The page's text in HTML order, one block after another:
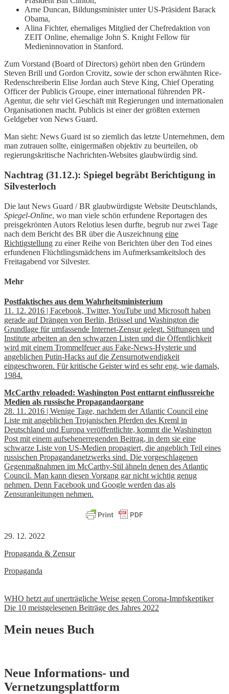
Arne Duncan, Bildungsminister unter US-Präsident Barack
Obama,
Alina Fichter, ehemaliges Mitglied der Chefredaktion von
ZEIT Online, ehemalige John S. Knight Fellow für
Medieninnovation in Stanford.
Zum Vorstand (Board of Directors) gehört nben den Gründern
Steven Brill und Gordon Crovitz, sowie der schon erwähnten Rice-
Redenschreiberin Elise Jordan auch Steve King, Chief Operating
Officer der Publicis Groupe, einer international führenden PR-
Agentur, die sehr viel Geschäft mit Regierungen und internationalen
Organisationen macht. Publicis ist einer der größten externen
Geldgeber von News Guard.
Man sieht: News Guard ist so ziemlich das letzte Unternehmen, dem
man zutrauen sollte, einigermaßen objektiv zu beurteilen, ob
regierungskritische Nachrichten-Websites glaubwürdig sind.
Nachtrag (31.12.): Spiegel begräbt Berichtigung in
Silvesterloch
Die laut News Guard / BR glaubwürdigste Website Deutschlands,
Spiegel-Online, wo man viele schön erfundene Reportagen des
preisgekrönten Autors Relotius lesen durfte, begrub nur zwei Tage
nach dem Bericht des BR über die Auszeichnung eine
Richtigstellung zu einer Reihe von Berichten über den Tod eines
erfundenen Flüchtlingsmädchens im Aufmerksamkeitsloch des
Freitagabend vor Silvester.
Mehr
Postfaktisches aus dem Wahrheitsministerium
11. 12. 2016 | Facebook, Twitter, YouTube und Microsoft haben
gerade auf Drängen von Berlin, Brüssel und Washington die
Grundlage für umfassende Internet-Zensur gelegt. Stiftungen und
Institute arbeiten an den schwarzen Listen und die Öffentlichkeit
wird mit einem Trommelfeuer aus Fake-News-Hysterie und
angeblichen Putin-Hacks auf die Zensurnotwendigkeit
eingeschworen. Für kritische Geister wird es sehr eng, wie damals,
1984.
McCarthy reloaded: Washington Post enttarnt einflussreiche
Medien als russische Propagandaorgane
28. 11. 2016 | Wenige Tage, nachdem der Atlantic Council eine
Liste mit angeblichen Trojanischen Pferden des Kreml in
Deutschland und Europa veröffentlichte, kommt die Washington
Post mit einem aufsehenerregenden Beitrag, in dem sie eine
schwarze Liste von US-Medien propagiert, die angeblich Teil eines
russischen Propagandanetzwerks sind. Die vorgeschlagenen
Gegenmaßnahmen im McCarthy-Stil ähneln denen des Atlantic
Council. Man kann diesen Vorgang gar nicht wichtig genug
nehmen. Denn Facebook und Google werden das als
Zensuranleitungen nehmen.
29. 12. 2022
Propaganda & Zensur
Propaganda
Beitrags-
Navigation
WHO hetzt auf unerträgliche Weise gegen Corona-Impfskeptiker
Die 10 meistgelesenen Beiträge des Jahres 2022
Mein neues Buch
Neue Informations- und
Vernetzungsplattform